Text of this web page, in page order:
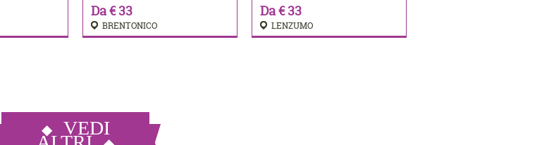
Da € 33
BRENTONICO
Da € 33
LENZUMO
VEDI